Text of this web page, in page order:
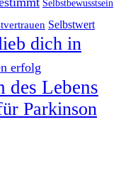
Selbstbewusstsein
Selbstwert
dich in
erfolg
des Lebens
Parkinson